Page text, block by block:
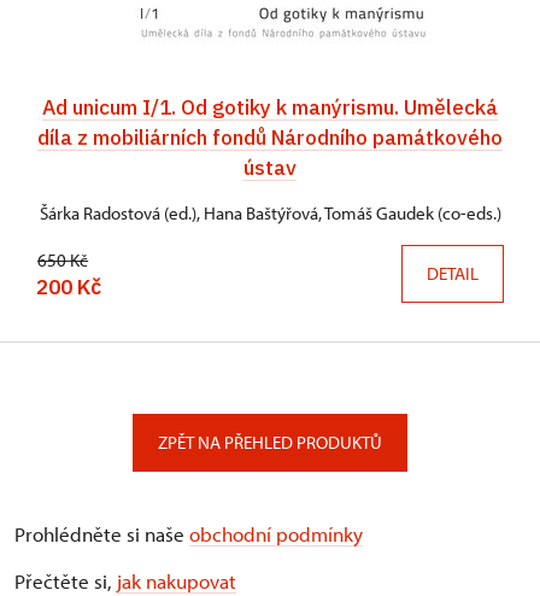
Ad unicum I/1. Od gotiky k manýrismu. Umělecká
díla z mobiliárních fondů Národního památkového
ústav
Šárka Radostová (ed.), Hana Baštýřová, Tomáš Gaudek (co-eds.)
650 Kč
200 Kč DETAIL
ZPĚT NA PŘEHLED PRODUKTŮ
Prohlédněte si naše obchodní podmínky
Přečtěte si, jak nakupovat